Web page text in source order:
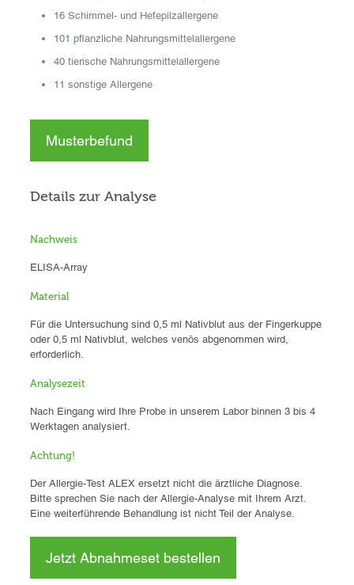
16 Schimmel- und Hefepilzallergene
101 pflanzliche Nahrungsmittelallergene
40 tierische Nahrungsmittelallergene
11 sonstige Allergene
Musterbefund
Details zur Analyse
Nachweis
ELISA-Array
Material
Für die Untersuchung sind 0,5 ml Nativblut aus der Fingerkuppe
oder 0,5 ml Nativblut, welches venös abgenommen wird,
erforderlich.
Analysezeit
Nach Eingang wird Ihre Probe in unserem Labor binnen 3 bis 4
Werktagen analysiert.
Achtung!
Der Allergie-Test ALEX ersetzt nicht die ärztliche Diagnose.
Bitte sprechen Sie nach der Allergie-Analyse mit Ihrem Arzt.
Eine weiterführende Behandlung ist nicht Teil der Analyse.
Jetzt Abnahmeset bestellen